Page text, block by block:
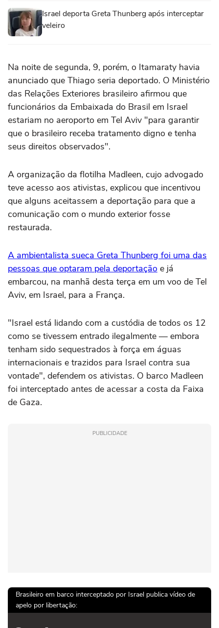
Israel deporta Greta Thunberg após interceptar
veleiro
Na noite de segunda, 9, porém, o Itamaraty havia
anunciado que Thiago seria deportado. O Ministério
das Relações Exteriores brasileiro afirmou que
funcionários da Embaixada do Brasil em Israel
estariam no aeroporto em Tel Aviv "para garantir
que o brasileiro receba tratamento digno e tenha
seus direitos observados".
A organização da flotilha Madleen, cujo advogado
teve acesso aos ativistas, explicou que incentivou
que alguns aceitassem a deportação para que a
comunicação com o mundo exterior fosse
restaurada.
A ambientalista sueca Greta Thunberg foi uma das
pessoas que optaram pela deportação e já
embarcou, na manhã desta terça em um voo de Tel
Aviv, em Israel, para a França.
"Israel está lidando com a custódia de todos os 12
como se tivessem entrado ilegalmente — embora
tenham sido sequestrados à força em águas
internacionais e trazidos para Israel contra sua
vontade", defendem os ativistas. O barco Madleen
foi interceptado antes de acessar a costa da Faixa
de Gaza.
PUBLICIDADE
Brasileiro em barco interceptado por Israel publica vídeo de
apelo por libertação: